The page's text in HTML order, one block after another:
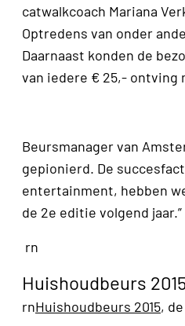
catwalkcoach Mariana
Optredens van onder
Daarnaast konden de
van iedere € 25,- ontving
Beursmanager van
gepionierd. De
entertainment, hebben
de 2e editie volgend jaar.”
rn
Huishoudbeurs
rnHuishoudbeurs 2015,